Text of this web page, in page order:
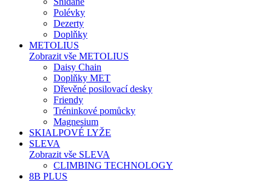
Polévky
Dezerty
Doplňky
METOLIUS
Zobrazit vše METOLIUS
Daisy Chain
Doplňky MET
Dřevěné posilovací desky
Friendy
Tréninkové pomůcky
Magnesium
SKIALPOVÉ LYŽE
SLEVA
Zobrazit vše SLEVA
CLIMBING TECHNOLOGY
8B PLUS